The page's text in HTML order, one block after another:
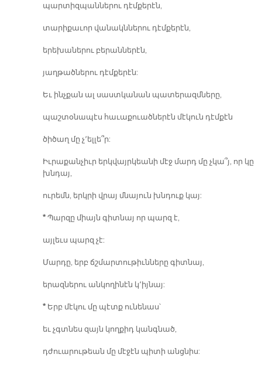
պարտիզպաններու դէմքերէն,
տարիքաւոր վանակններու դէմքերէն,
երեխաներու բերաններէն,
յաղթածներու դէմքերէն:
Եւ ինչքան ալ սաստկանան պատերազմները,
պաշտօնապէս հաւաքուածներէն մէկուն դէմքէն
ծիծաղ մը չ՚ելլե՞ր:
Իւրաքանչիւր երկվայրկեանի մէջ մարդ մը չկա՞յ, որ կը
խնդայ,
ուրեմն, երկրի վրայ մնայուն խնդուք կայ:
*Պարզը միայն գիտնայ որ պարզ է,
այլեւս պարզ չէ:
Մարդը, երբ ճշմարտութիւնները գիտնայ,
երազներու անկողինէն կ՚իյնայ:
*Երբ մէկու մը պէտք ունենաս՝
եւ չգտնես զայն կողքիդ կանգնած,
դժուարութեան մը մէջէն պիտի անցնիս: